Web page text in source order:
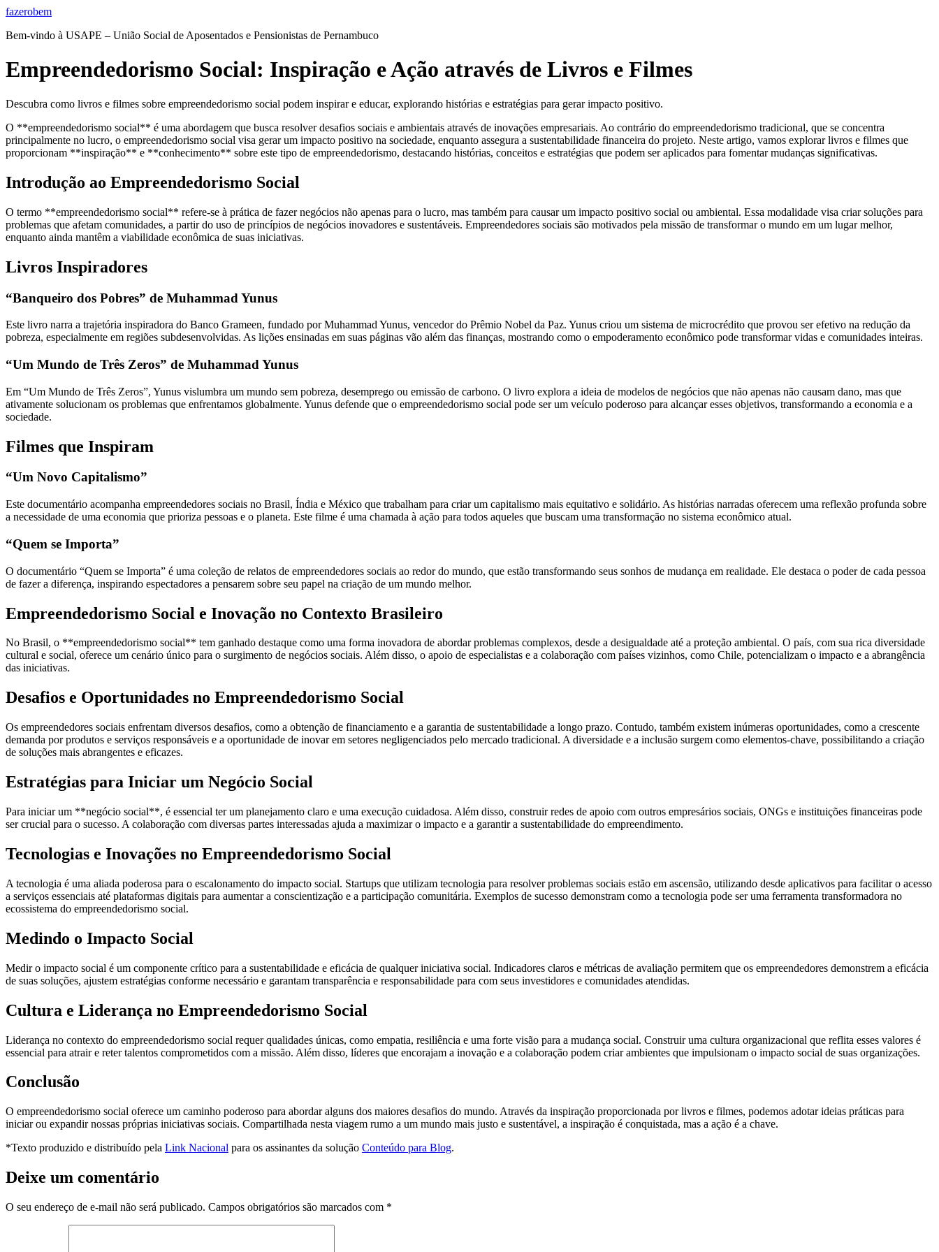
Ir
o
fazerobem
Bem-vindo à USAPE – União Social de Aposentados e Pensionistas de Pernambuco
Empreendedorismo Social: Inspiração e Ação através de Livros e Filmes
Descubra como livros e filmes sobre empreendedorismo social podem inspirar e educar, explorando histórias e estratégias para gerar impacto positivo.
O **empreendedorismo social** é uma abordagem que busca resolver desafios sociais e ambientais através de inovações empresariais. Ao contrário do empreendedorismo tradicional, que se concentra
principalmente no lucro, o empreendedorismo social visa gerar um impacto positivo na sociedade, enquanto assegura a sustentabilidade financeira do projeto. Neste artigo, vamos explorar livros e filmes que
proporcionam **inspiração** e **conhecimento** sobre este tipo de empreendedorismo, destacando histórias, conceitos e estratégias que podem ser aplicados para fomentar mudanças significativas.
Introdução ao Empreendedorismo Social
O termo **empreendedorismo social** refere-se à prática de fazer negócios não apenas para o lucro, mas também para causar um impacto positivo social ou ambiental. Essa modalidade visa criar soluções para
problemas que afetam comunidades, a partir do uso de princípios de negócios inovadores e sustentáveis. Empreendedores sociais são motivados pela missão de transformar o mundo em um lugar melhor,
enquanto ainda mantêm a viabilidade econômica de suas iniciativas.
Livros Inspiradores
“Banqueiro dos Pobres” de Muhammad Yunus
Este livro narra a trajetória inspiradora do Banco Grameen, fundado por Muhammad Yunus, vencedor do Prêmio Nobel da Paz. Yunus criou um sistema de microcrédito que provou ser efetivo na redução da
pobreza, especialmente em regiões subdesenvolvidas. As lições ensinadas em suas páginas vão além das finanças, mostrando como o empoderamento econômico pode transformar vidas e comunidades inteiras.
“Um Mundo de Três Zeros” de Muhammad Yunus
Em “Um Mundo de Três Zeros”, Yunus vislumbra um mundo sem pobreza, desemprego ou emissão de carbono. O livro explora a ideia de modelos de negócios que não apenas não causam dano, mas que
ativamente solucionam os problemas que enfrentamos globalmente. Yunus defende que o empreendedorismo social pode ser um veículo poderoso para alcançar esses objetivos, transformando a economia e a
sociedade.
Filmes que Inspiram
“Um Novo Capitalismo”
Este documentário acompanha empreendedores sociais no Brasil, Índia e México que trabalham para criar um capitalismo mais equitativo e solidário. As histórias narradas oferecem uma reflexão profunda sobre
a necessidade de uma economia que prioriza pessoas e o planeta. Este filme é uma chamada à ação para todos aqueles que buscam uma transformação no sistema econômico atual.
“Quem se Importa”
O documentário “Quem se Importa” é uma coleção de relatos de empreendedores sociais ao redor do mundo, que estão transformando seus sonhos de mudança em realidade. Ele destaca o poder de cada pessoa
de fazer a diferença, inspirando espectadores a pensarem sobre seu papel na criação de um mundo melhor.
Empreendedorismo Social e Inovação no Contexto Brasileiro
No Brasil, o **empreendedorismo social** tem ganhado destaque como uma forma inovadora de abordar problemas complexos, desde a desigualdade até a proteção ambiental. O país, com sua rica diversidade
cultural e social, oferece um cenário único para o surgimento de negócios sociais. Além disso, o apoio de especialistas e a colaboração com países vizinhos, como Chile, potencializam o impacto e a abrangência
das iniciativas.
Desafios e Oportunidades no Empreendedorismo Social
Os empreendedores sociais enfrentam diversos desafios, como a obtenção de financiamento e a garantia de sustentabilidade a longo prazo. Contudo, também existem inúmeras oportunidades, como a crescente
demanda por produtos e serviços responsáveis e a oportunidade de inovar em setores negligenciados pelo mercado tradicional. A diversidade e a inclusão surgem como elementos-chave, possibilitando a criação
de soluções mais abrangentes e eficazes.
Estratégias para Iniciar um Negócio Social
Para iniciar um **negócio social**, é essencial ter um planejamento claro e uma execução cuidadosa. Além disso, construir redes de apoio com outros empresários sociais, ONGs e instituições financeiras pode
ser crucial para o sucesso. A colaboração com diversas partes interessadas ajuda a maximizar o impacto e a garantir a sustentabilidade do empreendimento.
Tecnologias e Inovações no Empreendedorismo Social
A tecnologia é uma aliada poderosa para o escalonamento do impacto social. Startups que utilizam tecnologia para resolver problemas sociais estão em ascensão, utilizando desde aplicativos para facilitar o acesso
a serviços essenciais até plataformas digitais para aumentar a conscientização e a participação comunitária. Exemplos de sucesso demonstram como a tecnologia pode ser uma ferramenta transformadora no
ecossistema do empreendedorismo social.
Medindo o Impacto Social
Medir o impacto social é um componente crítico para a sustentabilidade e eficácia de qualquer iniciativa social. Indicadores claros e métricas de avaliação permitem que os empreendedores demonstrem a eficácia
de suas soluções, ajustem estratégias conforme necessário e garantam transparência e responsabilidade para com seus investidores e comunidades atendidas.
Cultura e Liderança no Empreendedorismo Social
Liderança no contexto do empreendedorismo social requer qualidades únicas, como empatia, resiliência e uma forte visão para a mudança social. Construir uma cultura organizacional que reflita esses valores é
essencial para atrair e reter talentos comprometidos com a missão. Além disso, líderes que encorajam a inovação e a colaboração podem criar ambientes que impulsionam o impacto social de suas organizações.
Conclusão
O empreendedorismo social oferece um caminho poderoso para abordar alguns dos maiores desafios do mundo. Através da inspiração proporcionada por livros e filmes, podemos adotar ideias práticas para
iniciar ou expandir nossas próprias iniciativas sociais. Compartilhada nesta viagem rumo a um mundo mais justo e sustentável, a inspiração é conquistada, mas a ação é a chave.
*Texto produzido e distribuído pela Link Nacional para os assinantes da solução Conteúdo para Blog.
Deixe um comentário
O seu endereço de e-mail não será publicado. Campos obrigatórios são marcados com *